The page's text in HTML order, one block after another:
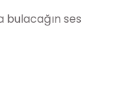
bulacağın ses